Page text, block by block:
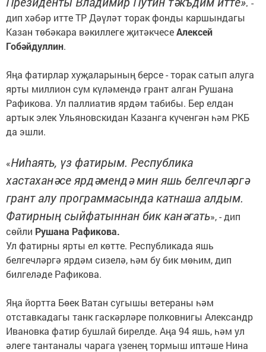
-
дип хәбәр итте ТР Дәүләт торак фонды каршындагы
Казан төбәкара вәкиллеге җитәкчесеАлексей
Гобәйдуллин.
Яңа фатирлар хуҗаларының берсе - торак сатып алуга
ярты миллион сум күләмендә грант алган Рушана
Рафикова. Ул паллиатив ярдәм табибы. Бер елдан
артык элек Ульяновскидан Казанга күченгән һәм РКБ
да эшли.
«Ниһаять, үз фатирым. Республика
хастаханәсе ярдәмендә мин яшь белгечләргә
грант алу программасында катнаша алдым.
Фатирның сыйфатыннан бик канәгать», - дип
сөйли Рушана Рафикова.
Ул фатирны ярты ел көтте. Республикада яшь
белгечләргә ярдәм сизелә, һәм бу бик мөһим, дип
билгеләде Рафикова.
Яңа йортта Бөек Ватан сугышы ветераны һәм
отставкадагы танк гаскәрләре полковнигы Александр
Ивановка фатир бушлай бирелде. Аңа 94 яшь, һәм ул
әлеге тантаналы чарага үзенең тормыш иптәше Нина